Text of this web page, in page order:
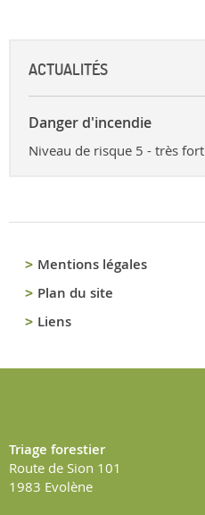
ACTUALITÉS
Danger d'incendie
Niveau de risque 5 - très fort
Mentions légales
Plan du site
Liens
Triage forestier
Route de Sion 101
1983 Evolène